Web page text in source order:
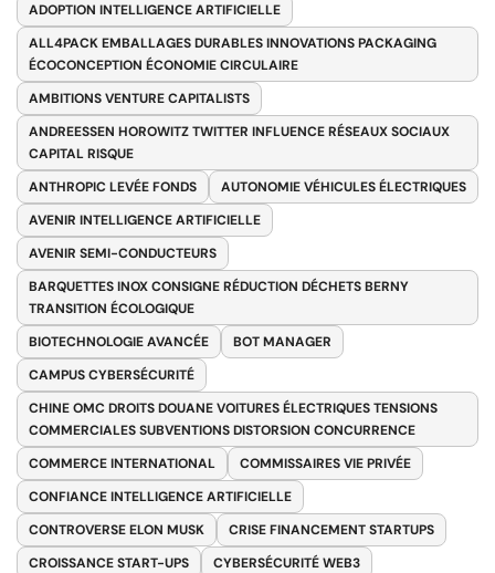
ADOPTION INTELLIGENCE ARTIFICIELLE
ALL4PACK EMBALLAGES DURABLES INNOVATIONS PACKAGING
ÉCOCONCEPTION ÉCONOMIE CIRCULAIRE
AMBITIONS VENTURE CAPITALISTS
ANDREESSEN HOROWITZ TWITTER INFLUENCE RÉSEAUX SOCIAUX
CAPITAL RISQUE
ANTHROPIC LEVÉE FONDS
AUTONOMIE VÉHICULES ÉLECTRIQUES
AVENIR INTELLIGENCE ARTIFICIELLE
AVENIR SEMI-CONDUCTEURS
BARQUETTES INOX CONSIGNE RÉDUCTION DÉCHETS BERNY
TRANSITION ÉCOLOGIQUE
BIOTECHNOLOGIE AVANCÉE
BOT MANAGER
CAMPUS CYBERSÉCURITÉ
CHINE OMC DROITS DOUANE VOITURES ÉLECTRIQUES TENSIONS
COMMERCIALES SUBVENTIONS DISTORSION CONCURRENCE
COMMERCE INTERNATIONAL
COMMISSAIRES VIE PRIVÉE
CONFIANCE INTELLIGENCE ARTIFICIELLE
CONTROVERSE ELON MUSK
CRISE FINANCEMENT STARTUPS
CROISSANCE START-UPS
CYBERSÉCURITÉ WEB3